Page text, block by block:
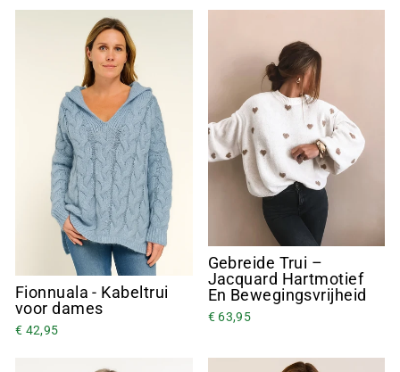
Fionnuala - Kabeltrui
voor dames
€ 42,95
Gebreide Trui –
Jacquard Hartmotief
En Bewegingsvrijheid
€ 63,95